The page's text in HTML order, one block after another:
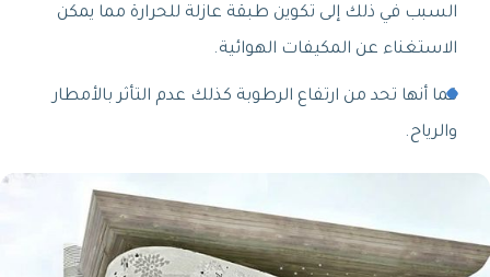
السبب في ذلك إلى تكوين طبقة عازلة للحرارة مما يمكن
الاستغناء عن المكيفات الهوائية.
كما أنها تحد من ارتفاع الرطوبة كذلك عدم التأثر بالأمطار
والرياح.